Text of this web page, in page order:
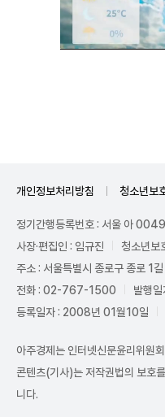
개인정보처리방침 청소년보
정기간행등록번호 : 서울 아
사장·편집인 : 임규진
청소년보
주소 : 서울특별시 종로구 종로
전화 : 02-767-1500
발행
등록일자 : 2008년 01월10일
아주경제는 인터넷신문윤리위원
콘텐츠(기사)는 저작권법의 보호
니다.